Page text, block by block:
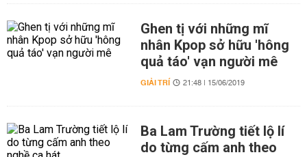
Ghen tị với những mĩ
nhân Kpop sở hữu 'hông
quả táo' vạn người mê
GIẢI TRÍ 21:48 | 15/06/2019
Ba Lam Trường tiết lộ lí
do từng cấm anh theo